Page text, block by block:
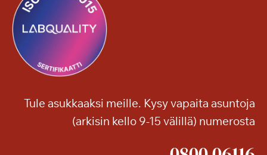
Tule asukkaaksi meille. Kysy vapaita asuntoja
(arkisin kello 9-15 välillä) numerosta